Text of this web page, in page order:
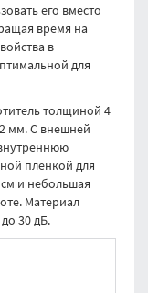
его вместо
время на
в
для
толщиной 4
мм. С внешней
пленкой для
и небольшая
Материал
30 дБ.